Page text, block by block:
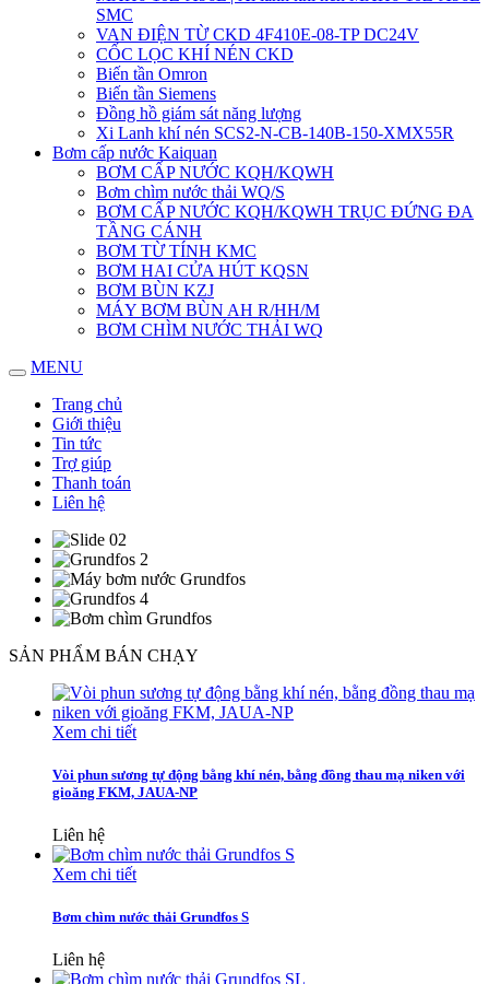
SMC
VAN ĐIỆN TỪ CKD 4F410E-08-TP DC24V
CỐC LỌC KHÍ NÉN CKD
Biến tần Omron
Biến tần Siemens
Đồng hồ giám sát năng lượng
Xi Lanh khí nén SCS2-N-CB-140B-150-XMX55R
Bơm cấp nước Kaiquan
BƠM CẤP NƯỚC KQH/KQWH
Bơm chìm nước thải WQ/S
BƠM CẤP NƯỚC KQH/KQWH TRỤC ĐỨNG ĐA
TẦNG CÁNH
BƠM TỪ TÍNH KMC
BƠM HAI CỬA HÚT KQSN
BƠM BÙN KZJ
MÁY BƠM BÙN AH R/HH/M
BƠM CHÌM NƯỚC THẢI WQ
MENU
Trang chủ
Giới thiệu
Tin tức
Trợ giúp
Thanh toán
Liên hệ
SẢN PHẨM BÁN CHẠY
Xem chi tiết
Vòi phun sương tự động bằng khí nén, bằng đồng thau mạ niken với
gioăng FKM, JAUA-NP
Liên hệ
Xem chi tiết
Bơm chìm nước thải Grundfos S
Liên hệ